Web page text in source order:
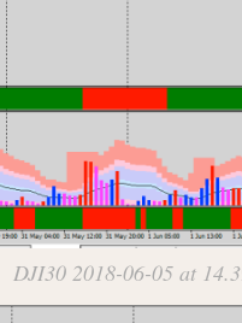
DJI30 2018-06-05 at